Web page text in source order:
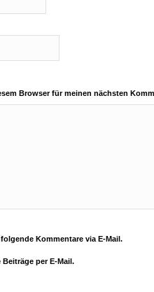
Browser für meinen nächsten
Kommentare via E-Mail.
per E-Mail.